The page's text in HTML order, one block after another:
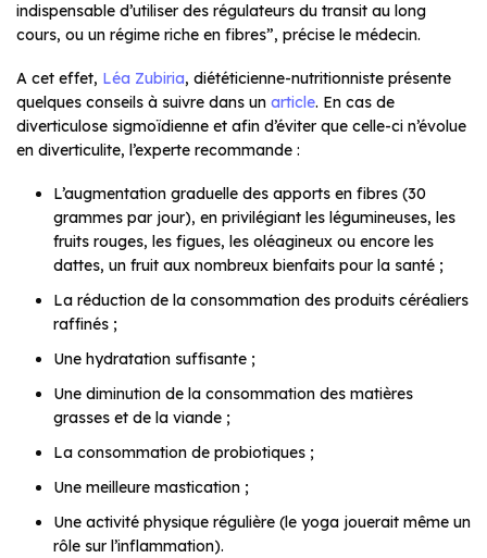
indispensable d’utiliser des régulateurs du transit au long
cours, ou un régime riche en fibres”, précise le médecin.
A cet effet, Léa Zubiria, diététicienne-nutritionniste présente
quelques conseils à suivre dans un article. En cas de
diverticulose sigmoïdienne et afin d’éviter que celle-ci n’évolue
en diverticulite, l’experte recommande :
L’augmentation graduelle des apports en fibres (30
grammes par jour), en privilégiant les légumineuses, les
fruits rouges, les figues, les oléagineux ou encore les
dattes, un fruit aux nombreux bienfaits pour la santé ;
La réduction de la consommation des produits céréaliers
raffinés ;
Une hydratation suffisante ;
Une diminution de la consommation des matières
grasses et de la viande ;
La consommation de probiotiques ;
Une meilleure mastication ;
Une activité physique régulière (le yoga jouerait même un
rôle sur l’inflammation).